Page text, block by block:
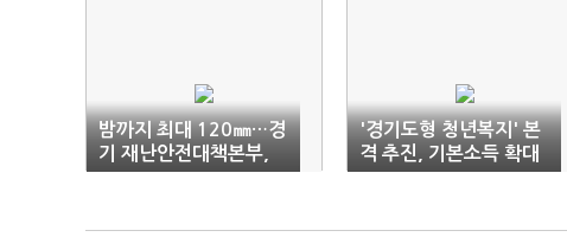
밤까지 최대 120㎜…경
기 재난안전대책본부,
비상 1단계 가동
'경기도형 청년복지' 본
격 추진, 기본소득 확대
예고